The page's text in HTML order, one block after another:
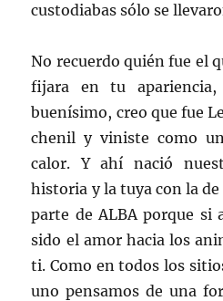
custodiabas sólo se
No recuerdo quién fue el
fijara en tu
buenísimo, creo que fue
chenil y viniste como
calor. Y ahí nació
historia y la tuya con la
parte de ALBA porque si
sido el amor hacia los
ti. Como en todos los
uno pensamos de una